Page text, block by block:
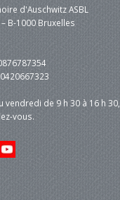
d'Auschwitz ASBL
B-1000 Bruxelles
vendredi de 9 h 30 à 16 h 30,
vous.